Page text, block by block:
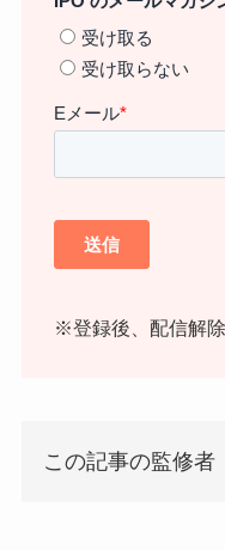
※登録後、配信解除
この記事の監修者